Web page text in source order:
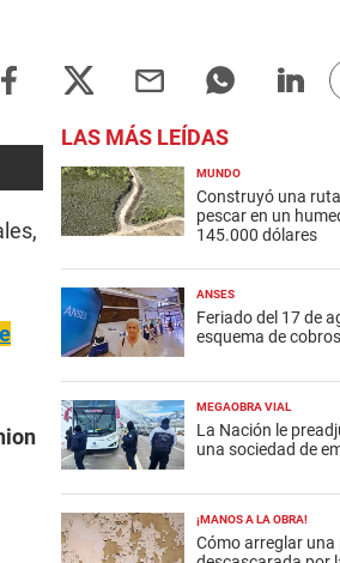
LAS MÁS LEÍDAS
MUNDO
Construyó una
pescar en un
145.000 dólares
ANSES
Feriado del 17 de
esquema de
MEGAOBRA VIAL
La Nación le
una sociedad de
¡MANOS A LA OBRA!
Cómo arreglar